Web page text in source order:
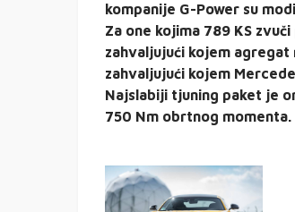
kompanije G-Power su
Za one kojima 789 KS
zahvaljujući kojem
zahvaljujući kojem
Najslabiji tjuning paket je
750 Nm obrtnog momenta.